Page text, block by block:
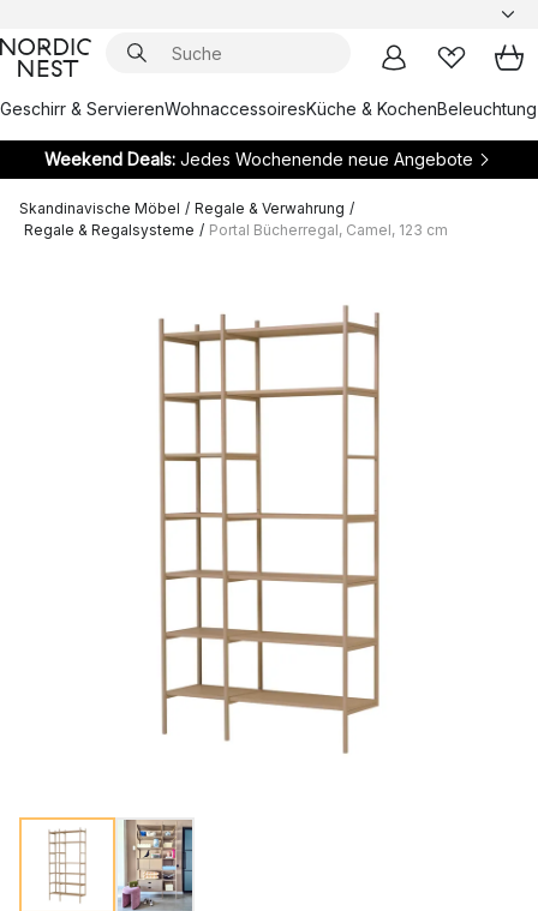
Geschirr & ServierenWohnaccessoiresKüche & KochenBeleuchtung
Weekend Deals:Jedes Wochenende neue Angebote
Skandinavische Möbel / Regale & Verwahrung /
Regale & Regalsysteme / Portal Bücherregal, Camel, 123 cm